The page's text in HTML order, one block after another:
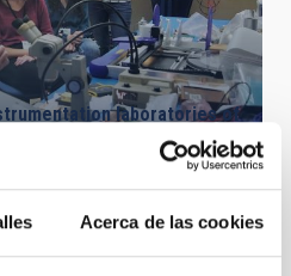
Acerca de las cookies
laboratories of